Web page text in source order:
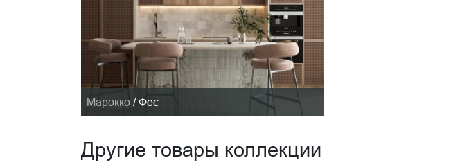
Марокко / Фес
Другие товары коллекции